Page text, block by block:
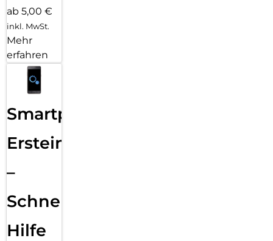
ab 5,00 €
inkl. MwSt.
Mehr
erfahren
Smartphone
Ersteinrichtung
–
Schnelle
Hilfe